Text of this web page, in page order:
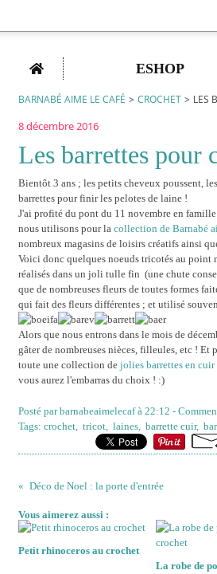
Home ESHOP
BARNABÉ AIME LE CAFÉ > CROCHET > LES
8 décembre 2016
Les barrettes pour
Bientôt 3 ans ; les petits cheveux poussent,
barrettes pour finir les pelotes de laine !
J'ai profité du pont du 11 novembre en
nous utilisons pour la collection de Barnabé
nombreux magasins de loisirs créatifs ainsi
Voici donc quelques noeuds tricotés au point
réalisés dans un joli tulle fin (une chute
que de nombreuses fleurs de toutes formes
qui fait des fleurs différentes ; et utilisé
Alors que nous entrons dans le mois de
gâter de nombreuses nièces, filleules, etc ! Et
toute une collection de jolies barrettes en cuir
vous aurez l'embarras du choix ! :)
Posté par barnabeaimelecaf à 22:12 -
Tags: crochet, tricot, laines, barrette cuir,
Déco de Noel : la porte d'entrée
Vous aimerez aussi :
Petit rhinoceros au crochet
La robe de